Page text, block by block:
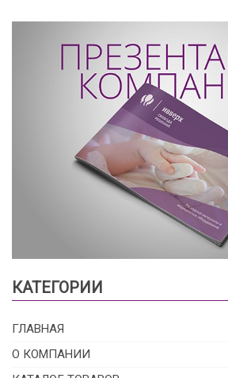
КАТЕГОРИИ
ГЛАВНАЯ
О КОМПАНИИ